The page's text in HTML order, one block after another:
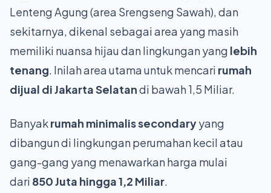
Lenteng Agung (area Srengseng Sawah), dan
sekitarnya, dikenal sebagai area yang masih
memiliki nuansa hijau dan lingkungan yang lebih
tenang. Inilah area utama untuk mencari rumah
dijual di Jakarta Selatandi bawah 1,5 Miliar.
Banyakrumah minimalis secondaryyang
dibangun di lingkungan perumahan kecil atau
gang-gang yang menawarkan harga mulai
dari 850 Juta hingga 1,2 Miliar.